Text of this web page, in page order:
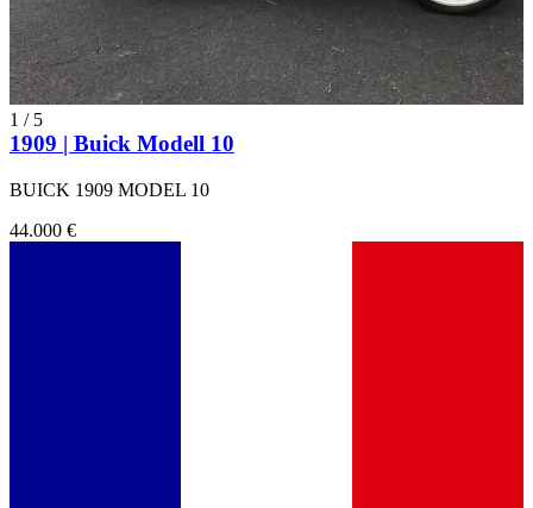
1 / 5
1909 | Buick Modell 10
BUICK 1909 MODEL 10
44.000 €